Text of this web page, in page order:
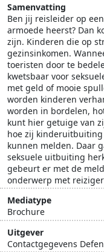
Samenvatting
Ben jij reisleider op
armoede heerst? Dan
zijn. Kinderen die op
gezinsinkomen.
toeristen door te
kwetsbaar voor
met geld of mooie
worden kinderen
worden in bordelen,
kunt hier getuige van
hoe zij
kunnen melden. Daar
seksuele uitbuiting
gebeurt er met de
onderwerp met
Mediatype
Brochure
Uitgever
Contactgegevens